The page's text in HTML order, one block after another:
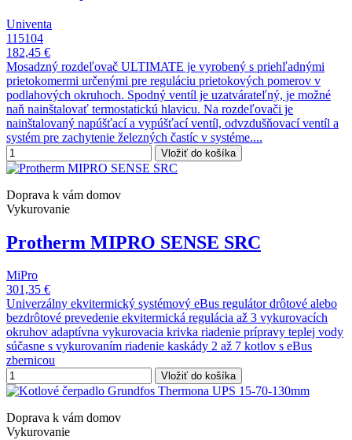
Univenta
115104
182,45 €
Mosadzný rozdeľovač ULTIMATE je vyrobený s priehľadnými
prietokomermi určenými pre reguláciu prietokových pomerov v
podlahových okruhoch. Spodný ventíl je uzatvárateľný, je možné
naň nainštalovať termostatickú hlavicu. Na rozdeľovači je
nainštalovaný napúšťací a vypúšťací ventíl, odvzdušňovací ventíl a
systém pre zachytenie železných častíc v systéme....
Vložiť do košíka
Doprava k vám domov
Vykurovanie
Protherm MIPRO SENSE SRC
MiPro
301,35 €
Univerzálny ekvitermický systémový eBus regulátor drôtové alebo
bezdrôtové prevedenie ekvitermická regulácia až 3 vykurovacích
okruhov adaptívna vykurovacia krivka riadenie prípravy teplej vody
súčasne s vykurovaním riadenie kaskády 2 až 7 kotlov s eBus
zbernicou
Vložiť do košíka
Doprava k vám domov
Vykurovanie